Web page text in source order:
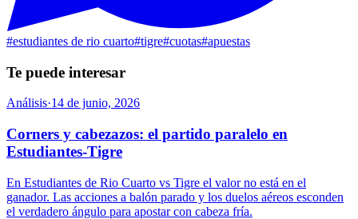
#estudiantes de rio cuarto#tigre#cuotas#apuestas
Te puede interesar
Análisis·14 de junio, 2026
Corners y cabezazos: el partido paralelo en
Estudiantes-Tigre
En Estudiantes de Rio Cuarto vs Tigre el valor no está en el
ganador. Las acciones a balón parado y los duelos aéreos esconden
el verdadero ángulo para apostar con cabeza fría.